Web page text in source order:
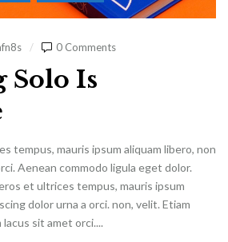
0 Comments
Solo Is
tempus, mauris ipsum aliquam libero, non
Aenean commodo ligula eget dolor.
et ultrices tempus, mauris ipsum
dolor urna a orci. non, velit. Etiam
sit amet orci....